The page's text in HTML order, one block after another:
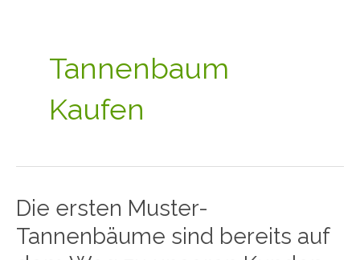
Tannenbaum
Kaufen
Die ersten Muster-
Tannenbäume sind bereits auf
Die
ersten
Muster-
Tannenbäume